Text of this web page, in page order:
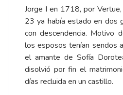
Jorge I en 1718, por
23 ya había estado en dos
con descendencia. Motivo
los esposos tenían sendos
el amante de Sofía
disolvió por fin el
días recluida en un castillo.